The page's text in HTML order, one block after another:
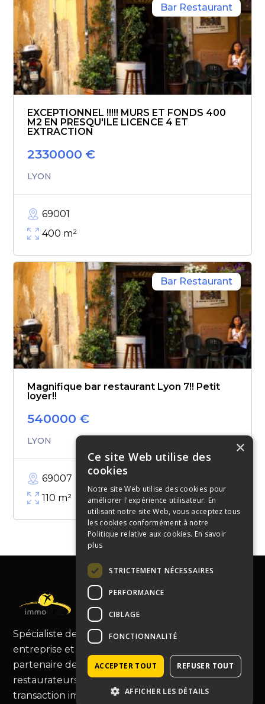
Bar Restaurant
EXCEPTIONNEL !!!!! MURS ET FONDS 400
M2 EN PRESQU'ILE LICENCE 4 ET
EXTRACTION
2330000 €
LYON
69001
400 m²
Bar Restaurant
Magnifique bar restaurant Lyon 7!! Petit
loyer!!
540000 €
LYON
69007
110 m²
Spécialiste de la cession de fonds de commerce,
entreprise et murs commerciaux, Immopro est le
partenaire de choix pour les commerçants et
restaurateurs, vous guidant au-delà de la simple
transaction immobilière.
×
Ce site Web utilise des
cookies
Notre site Web utilise des cookies pour
améliorer l'expérience utilisateur. En
utilisant notre site Web, vous acceptez tous
les cookies conformément à notre
Politique relative aux cookies. En savoir
plus
STRICTEMENT NÉCESSAIRES
PERFORMANCE
CIBLAGE
FONCTIONNALITÉ
ACCEPTER TOUT REFUSER TOUT
AFFICHER LES DÉTAILS